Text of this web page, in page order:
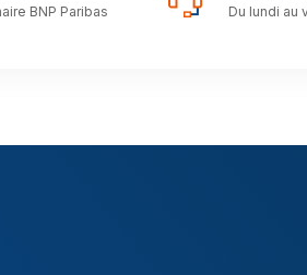
BNP Paribas Du lundi au